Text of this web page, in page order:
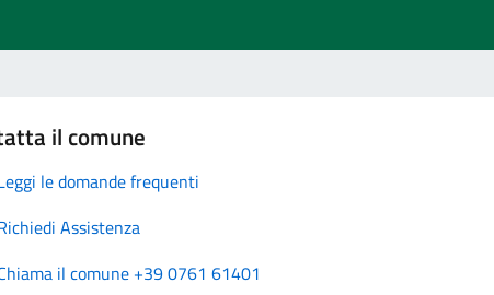
il comune
le domande frequenti
Assistenza
il comune +39 0761 61401